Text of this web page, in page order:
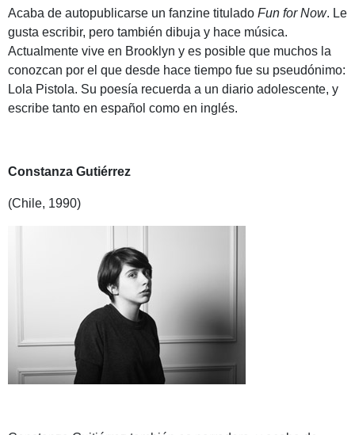
Acaba de autopublicarse un fanzine titulado Fun for Now. Le
gusta escribir, pero también dibuja y hace música.
Actualmente vive en Brooklyn y es posible que muchos la
conozcan por el que desde hace tiempo fue su pseudónimo:
Lola Pistola. Su poesía recuerda a un diario adolescente, y
escribe tanto en español como en inglés.
Constanza Gutiérrez
(Chile, 1990)